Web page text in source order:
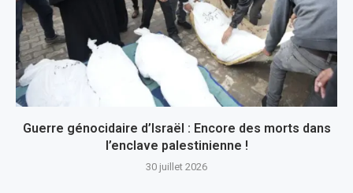
Guerre génocidaire d’Israël : Encore des morts dans
l’enclave palestinienne !
30 juillet 2026